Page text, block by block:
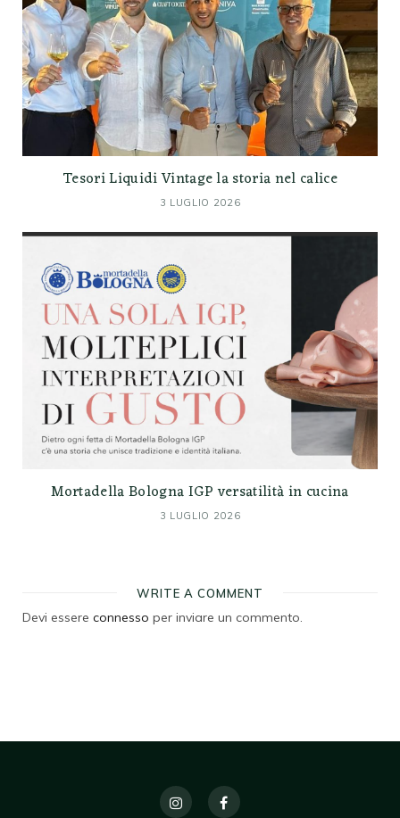
Tesori Liquidi Vintage la storia nel calice
3 LUGLIO 2026
Mortadella Bologna IGP versatilità in cucina
3 LUGLIO 2026
WRITE A COMMENT
Devi essere connesso per inviare un commento.